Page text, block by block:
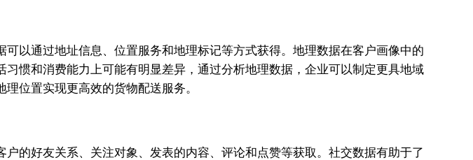
以通过地址信息、位置服务和地理标记等方式获得。地理数据在客户画像中的
惯和消费能力上可能有明显差异，通过分析地理数据，企业可以制定更具地域
位置实现更高效的货物配送服务。
的好友关系、关注对象、发表的内容、评论和点赞等获取。社交数据有助于了